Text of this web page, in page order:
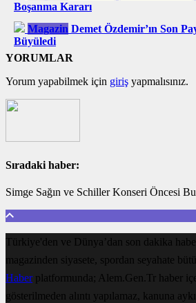
Boşanma Kararı
Magazin Demet Özdemir’ın Son
Büyüledi
YORUMLAR
Yorum yapabilmek için giriş yapmalısınız.
Sıradaki haber:
Simge Sağın ve Schiller Konseri Öncesi
Türkiye'den ve Dünya’dan son dakika
magazinden siyasete, spordan seyahate
Haberplatformunda; Alem.Gen.Tr haber
gösterilmeden alıntı yapılamaz, kanuna